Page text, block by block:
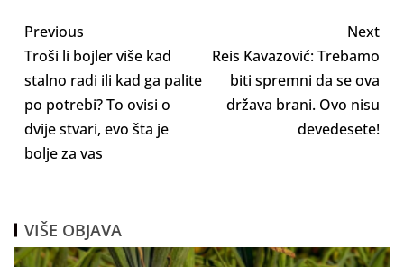
Previous
Troši li bojler više kad
stalno radi ili kad ga palite
po potrebi? To ovisi o
dvije stvari, evo šta je
bolje za vas
Next
Reis Kavazović: Trebamo
biti spremni da se ova
država brani. Ovo nisu
devedesete!
VIŠE OBJAVA